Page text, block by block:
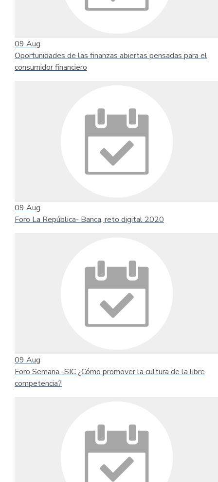
09 Aug
Oportunidades de las finanzas abiertas pensadas para el
consumidor financiero
09 Aug
Foro La República- Banca, reto digital 2020
09 Aug
Foro Semana -SIC ¿Cómo promover la cultura de la libre
competencia?